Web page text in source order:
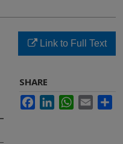
Link to Full Text
SHARE
FacebookLinkedInWhatsApp
Email